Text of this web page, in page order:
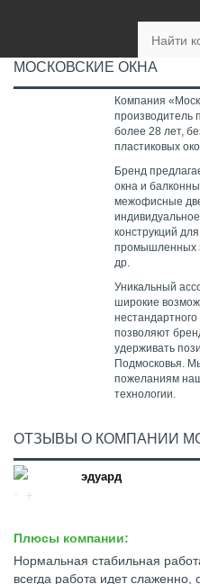
МОСКОВСКИЕ ОКНА
Компания
производитель
более 28 лет,
пластиковых
Бренд
окна и
межофисные
конструкций
промышленных
др.
Уникальный
широкие
позволяют
удерживать
Подмосковья.
пожеланиям
технологии.
ОТЗЫВЫ О КОМПАНИИ
эдуард
Плюсы компании:
Нормальная стабильная
всегда работа идет